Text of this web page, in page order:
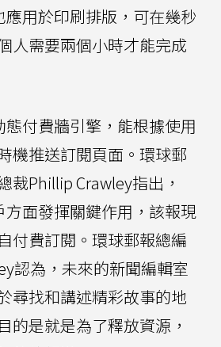
用於印刷排版，可在幾秒
人需要兩個小時才能完成
付費牆引擎，能根據使用
機推送訂閱頁面。環球郵
裁Phillip Crawley指出，
面發揮關鍵作用，該報現
付費訂閱。環球郵報總編
認為，未來的新聞編輯室
尋找和講述精彩故事的地
的是就是為了釋放資源，